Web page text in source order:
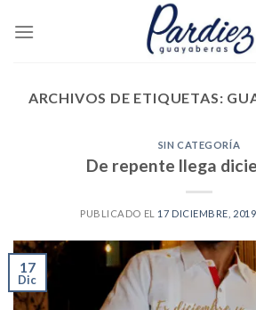
ARCHIVOS DE ETIQUETAS:
SIN CATEGORÍA
De repente llega
PUBLICADO EL 17 DICIEMBRE, 2019
17
Dic